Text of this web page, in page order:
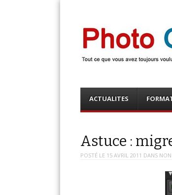
Photo Geek
Menu
content
ACTUALITES
Astuce :
POSTÉ LE 15 AVRIL 2011 DANS NON